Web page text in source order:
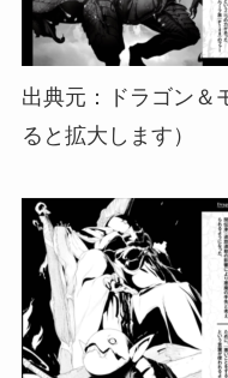
出典元：ドラゴン＆
ると拡大します）